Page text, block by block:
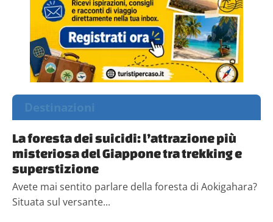
Destinazioni
La foresta dei suicidi: l’attrazione più
misteriosa del Giappone tra trekking e
superstizione
Avete mai sentito parlare della foresta di Aokigahara?
Situata sul versante...